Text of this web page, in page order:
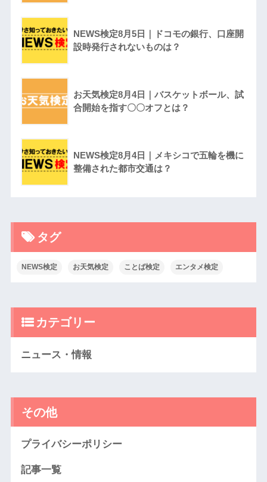
NEWS検定8月5日｜ドコモの銀行、口座開
設時発行されないものは？
お天気検定8月4日｜バスケットボール、試
合開始を指す〇〇オフとは？
NEWS検定8月4日｜メキシコで五輪を機に
整備された都市交通は？
タグ
NEWS検定 お天気検定 ことば検定 エンタメ検定
カテゴリー
ニュース・情報
その他
プライバシーポリシー
記事一覧